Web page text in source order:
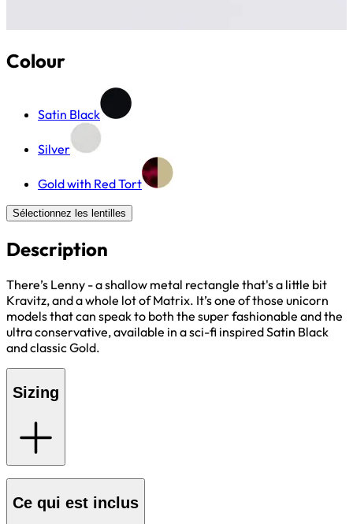
Colour
Satin Black
Silver
Gold with Red Tort
Sélectionnez les lentilles
Description
There’s Lenny - a shallow metal rectangle that's a little bit
Kravitz, and a whole lot of Matrix. It’s one of those unicorn
models that can speak to both the super fashionable and the
ultra conservative, available in a sci-fi inspired Satin Black
and classic Gold.
Sizing
Ce qui est inclus